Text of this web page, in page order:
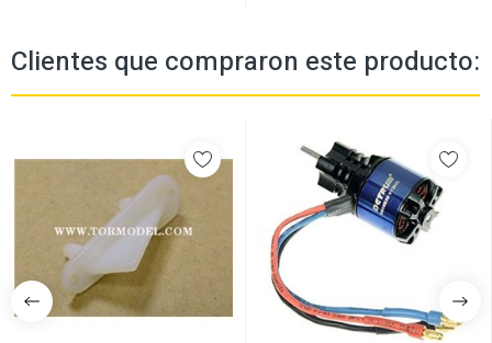
Clientes que compraron este producto: